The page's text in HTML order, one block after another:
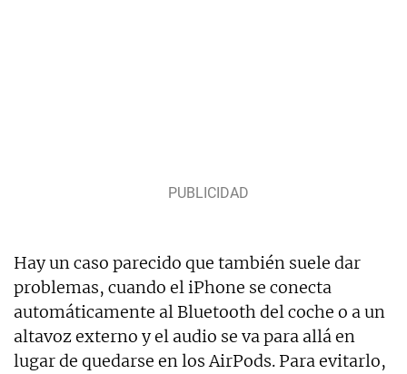
Hay un caso parecido que también suele dar
problemas, cuando el iPhone se conecta
automáticamente al Bluetooth del coche o a un
altavoz externo y el audio se va para allá en
lugar de quedarse en los AirPods. Para evitarlo,